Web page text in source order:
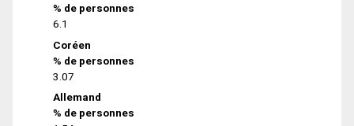
% de personnes
6.1
Coréen
% de personnes
3.07
Allemand
% de personnes